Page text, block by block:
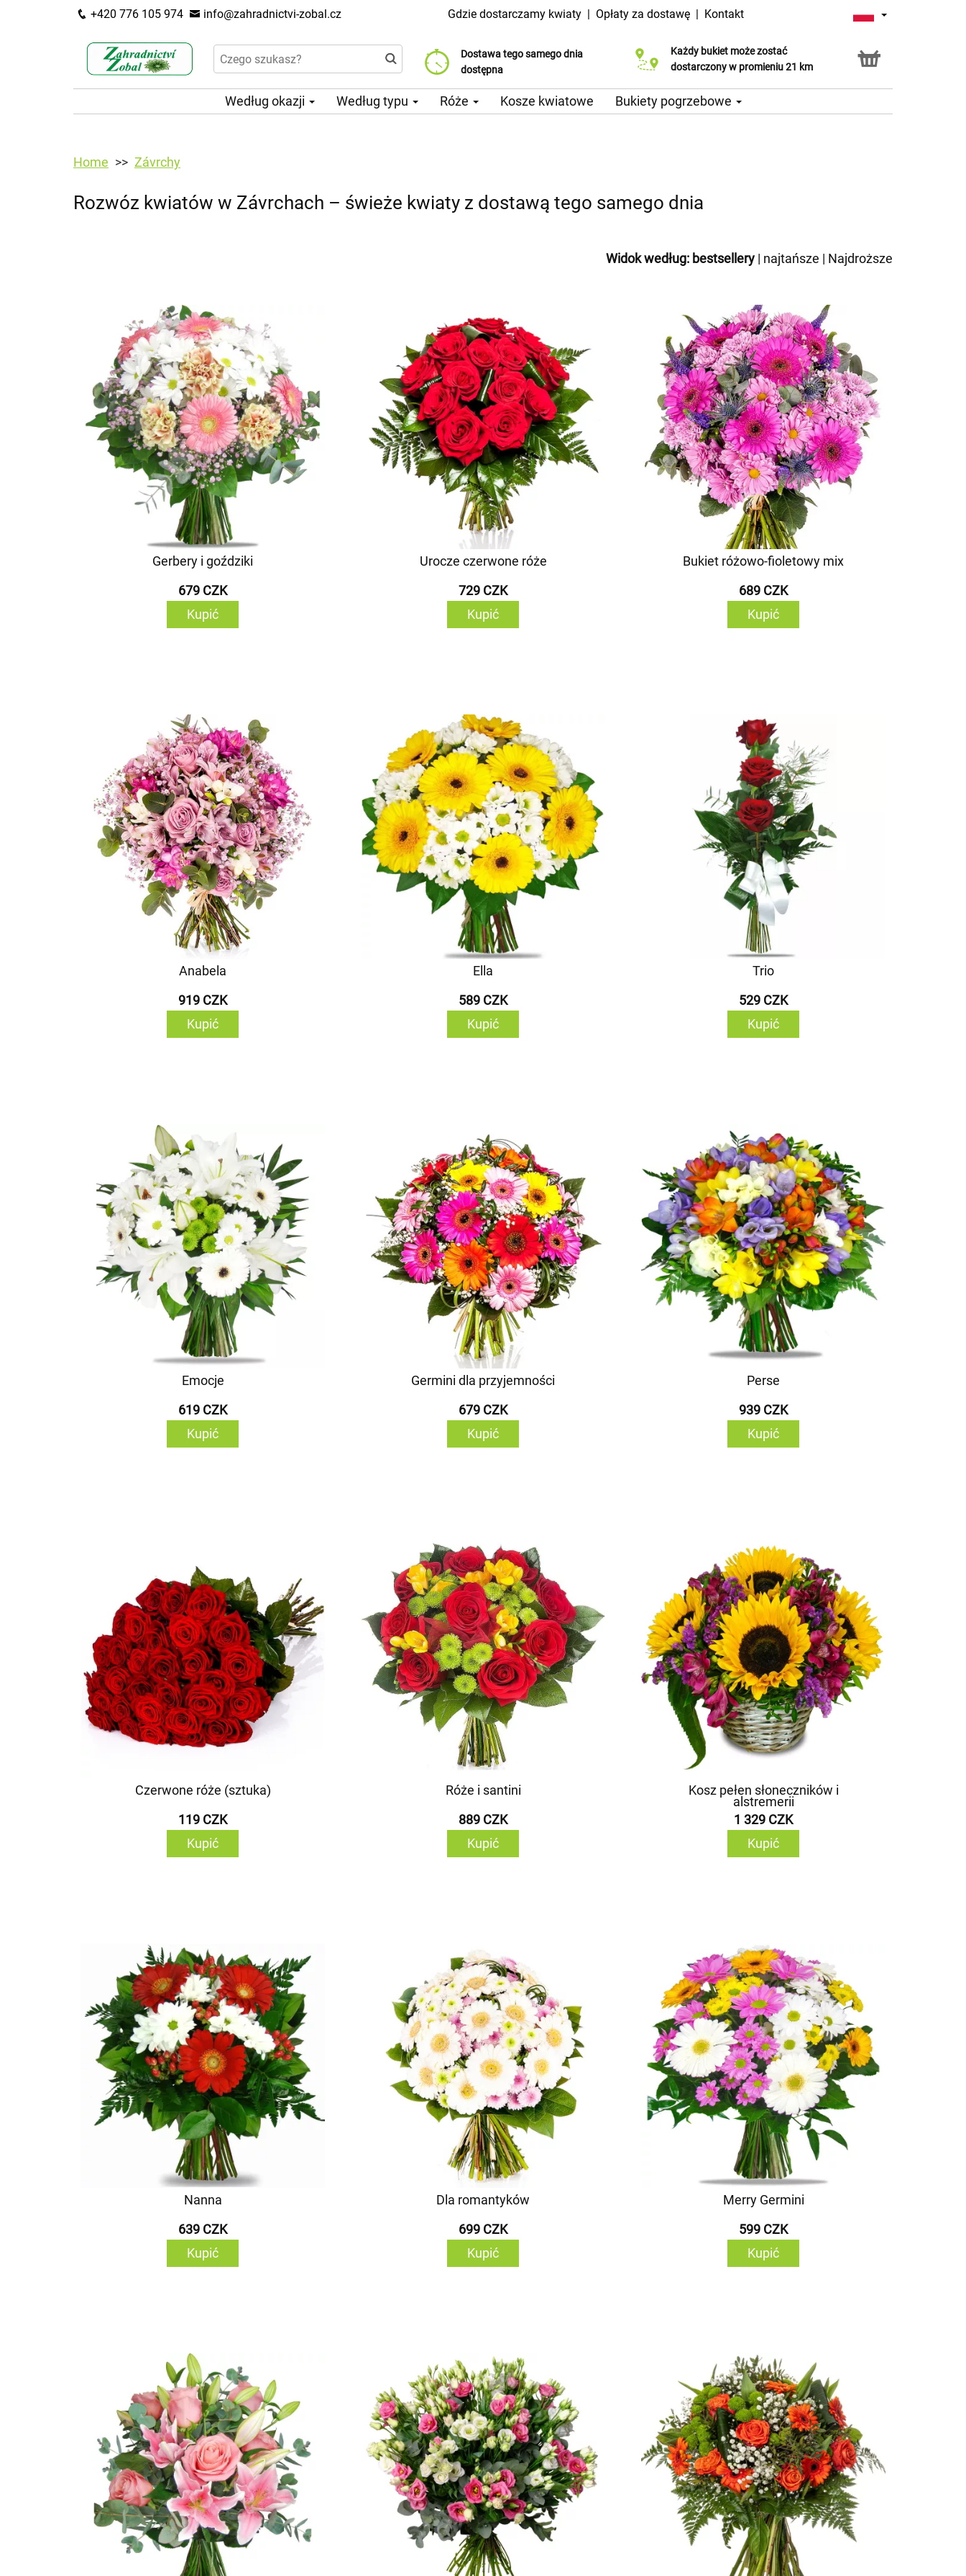
+420 776 105 974 info@zahradnictvi-zobal.cz Gdzie dostarczamy kwiaty | Opłaty za dostawę | Kontakt
Dostawa tego samego dnia
dostępna
Koszt dostawy już od 99 CZK
Wybierz datę dostawy
Każdy bukiet może zostać
dostarczony w promieniu 21 km
Usługa Click & Collect
Według okazji Według typu Róże Kosze kwiatowe Bukiety pogrzebowe
Home Závrchy
Rozwóz kwiatów w Závrchach – świeże kwiaty z dostawą tego samego dnia
Widok według: bestsellery | najtańsze | Najdroższe
Gerbery i goździki
679 CZK
Kupić
Urocze czerwone róże
729 CZK
Kupić
Bukiet różowo-fioletowy mix
689 CZK
Kupić
Anabela
919 CZK
Kupić
Ella
589 CZK
Kupić
Trio
529 CZK
Kupić
Emocje
619 CZK
Kupić
Germini dla przyjemności
679 CZK
Kupić
Perse
939 CZK
Kupić
Czerwone róże (sztuka)
119 CZK
Kupić
Róże i santini
889 CZK
Kupić
Kosz pełen słoneczników i
alstremerii
1 329 CZK
Kupić
Nanna
639 CZK
Kupić
Dla romantyków
699 CZK
Kupić
Merry Germini
599 CZK
Kupić